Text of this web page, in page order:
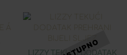
LIZZY TEKUĆI DODATAK